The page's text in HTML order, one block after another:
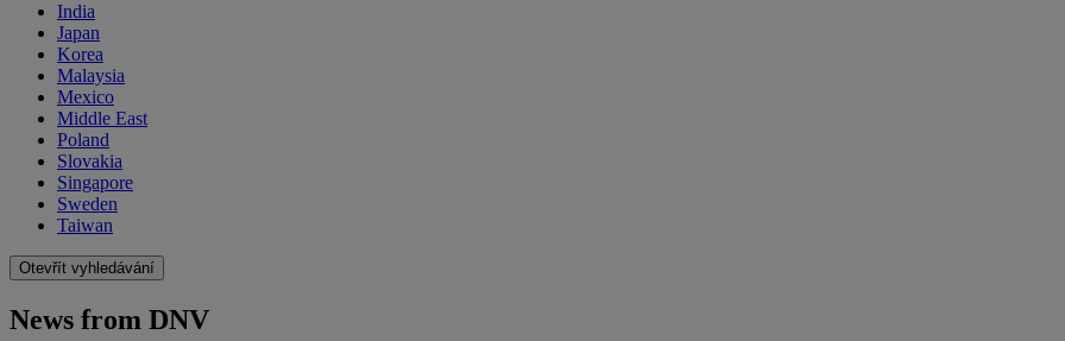
India
Japan
Korea
Malaysia
Mexico
Middle East
Poland
Slovakia
Singapore
Sweden
Taiwan
Otevřít vyhledávání
News from DNV